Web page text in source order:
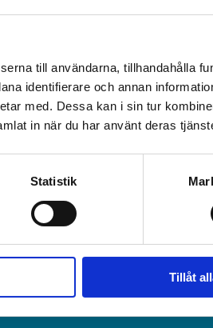
till användarna, tillhandahålla
identifierare och annan
med. Dessa kan i sin tur
in när du har använt deras
Statistik
Tillåt
Om Världen idag
Kundservice
Prenumerera
Annonsera